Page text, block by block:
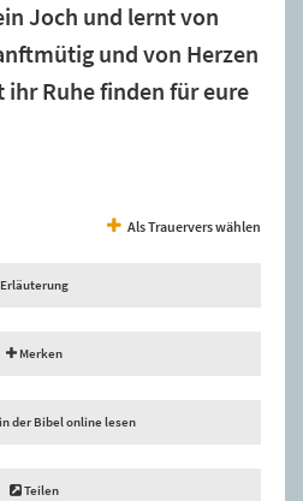
Joch und lernt von
und von Herzen
Ruhe finden für eure
Als Trauervers wählen
Erläuterung
Merken
der Bibel online lesen
Teilen